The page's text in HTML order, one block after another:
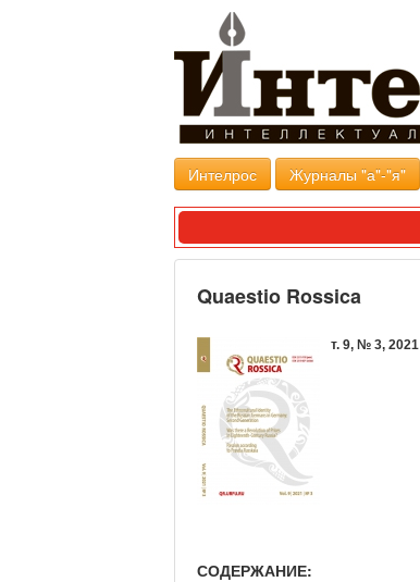
Интелрос Журналы "а"-"я"
Quaestio Rossica
т. 9, № 3, 2021
СОДЕРЖАНИЕ: